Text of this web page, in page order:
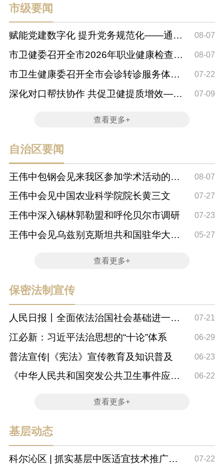
市级要闻
赋能党建数字化 提升党务规范化——通辽
市卫生健康...
08-07
市卫健委召开全市2026年职业健康检查机
构专项监督...
08-07
市卫生健康委召开全市会诊转诊服务体系
建设工作座谈会
07-22
深化对口帮扶协作 共促卫健提质增效——
07-09
查看更多+
自治区要闻
王伟中包钢会见来我区参加学术活动的院
士专家
08-07
王伟中会见中国农业科学院院长黄三文 07-27
王伟中深入锡林郭勒盟和呼伦贝尔市调研 07-23
王伟中会见乌兹别克斯坦共和国驻华大使
05-27
查看更多+
保密法制宣传
人民日报丨全面依法治国社会基础进一步
夯实
07-21
江必新：习近平法治思想的“十论”体系 06-29
普法宣传|《宪法》宣传教育及知识普及 06-23
《中华人民共和国突发公共卫生事件应对
06-22
查看更多+
基层动态
科尔沁区 | 抓实基层中医适宜技术推广落
07-22